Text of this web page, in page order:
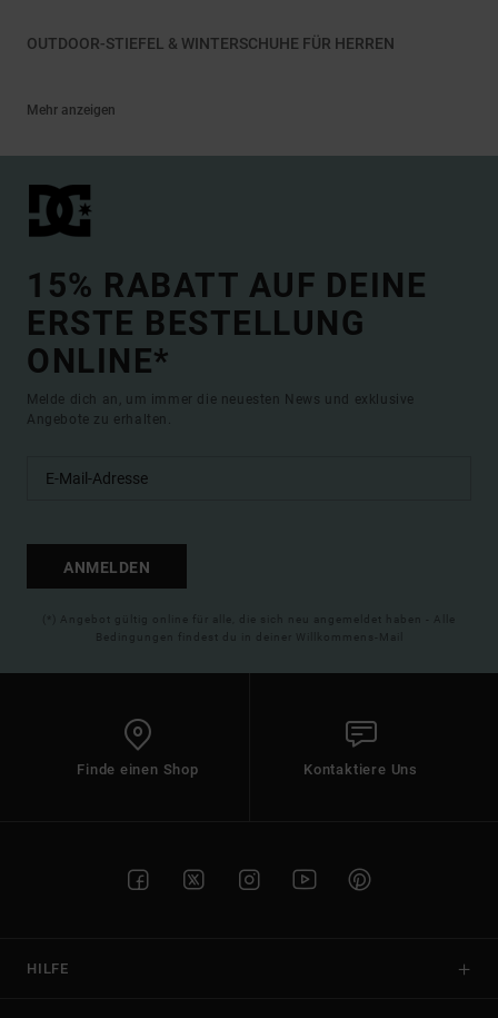
OUTDOOR-STIEFEL & WINTERSCHUHE FÜR HERREN
Mehr anzeigen
15% RABATT AUF DEINE
ERSTE BESTELLUNG
ONLINE*
Melde dich an, um immer die neuesten News und exklusive
Angebote zu erhalten.
ANMELDEN
(*) Angebot gültig online für alle, die sich neu angemeldet haben - Alle
Bedingungen findest du in deiner Willkommens-Mail
Finde einen Shop Kontaktiere Uns
HILFE